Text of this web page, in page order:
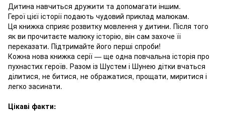
Дитина навчиться дружити та допомагати іншим.
Герої цієї історії подають чудовий приклад малюкам.
Ця книжка сприяє розвитку мовлення у дитини. Після того
як ви прочитаєте малюку історію, він сам захоче її
переказати. Підтримайте його перші спроби!
Кожна нова книжка серії — ще одна повчальна історія про
пухнастих героїв. Разом із Шустем і Шунею дітки вчаться
ділитися, не битися, не ображатися, прощати, миритися і
легко засинати.
Цікаві факти: